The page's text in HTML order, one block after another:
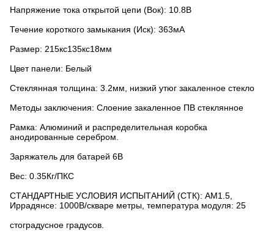
Напряжение тока открытой цепи (Вок): 10.8В
Течение короткого замыкания (Иск): 363мА
Размер: 215кс135кс18мм
Цвет панели: Белый
Стеклянная толщина: 3.2мм, низкий утюг закаленное стекло
Методы заключения: Слоение закаленное ПВ стеклянное
Рамка: Алюминий и распределительная коробка
анодированные серебром.
Заряжатель для батарей 6В
Вес: 0.35Кг/ПКС
СТАНДАРТНЫЕ УСЛОВИЯ ИСПЫТАНИЙ (СТК): АМ1.5,
Иррадянсе: 1000В/скваре метры, температура модуля: 25
стоградусное градусов.